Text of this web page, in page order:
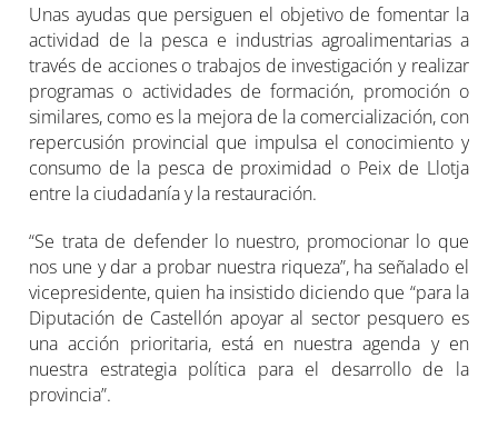
Unas ayudas que persiguen el objetivo de fomentar la
actividad de la pesca e industrias agroalimentarias a
través de acciones o trabajos de investigación y realizar
programas o actividades de formación, promoción o
similares, como es la mejora de la comercialización, con
repercusión provincial que impulsa el conocimiento y
consumo de la pesca de proximidad o Peix de Llotja
entre la ciudadanía y la restauración.
“Se trata de defender lo nuestro, promocionar lo que
nos une y dar a probar nuestra riqueza”, ha señalado el
vicepresidente, quien ha insistido diciendo que “para la
Diputación de Castellón apoyar al sector pesquero es
una acción prioritaria, está en nuestra agenda y en
nuestra estrategia política para el desarrollo de la
provincia”.